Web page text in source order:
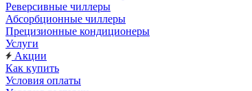
Реверсивные чиллеры
Абсорбционные чиллеры
Прецизионные кондиционеры
Услуги
Акции
Как купить
Условия оплаты